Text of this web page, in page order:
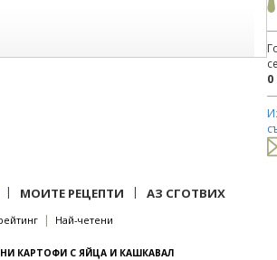
0
| МОИТЕ РЕЦЕПТИ | АЗ СГОТВИХ
| Най-четени
КАРТОФИ С ЯЙЦА И КАШКАВАЛ